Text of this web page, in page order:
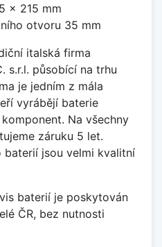
x 215 mm
otvoru 35 mm
italská firma
s.r.l. působící na trhu
je jedním z mála
vyrábějí baterie
Na všechny
záruku 5 let.
baterií jsou velmi kvalitní
baterií je poskytován
ČR, bez nutnosti